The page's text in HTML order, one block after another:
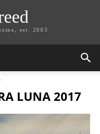
est. 2003
LUNA 2017